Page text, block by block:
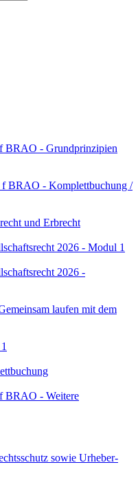
BRAO - Grundprinzipien
f BRAO - Komplettbuchung /
und Erbrecht
2026 - Modul 1
2026 -
laufen mit dem
BRAO - Weitere
sowie Urheber-